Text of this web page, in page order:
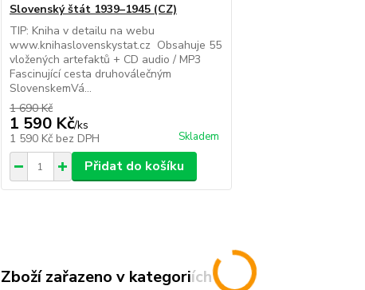
Slovenský štát 1939–1945 (CZ)
TIP: Kniha v detailu na webu
www.knihaslovenskystat.cz Obsahuje 55
vložených artefaktů + CD audio / MP3
Fascinující cesta druhoválečným
SlovenskemVá...
1 690 Kč
1 590 Kč/ks
1 590 Kč bez DPH Skladem
Přidat do košíku
Zboží zařazeno v kategoriích